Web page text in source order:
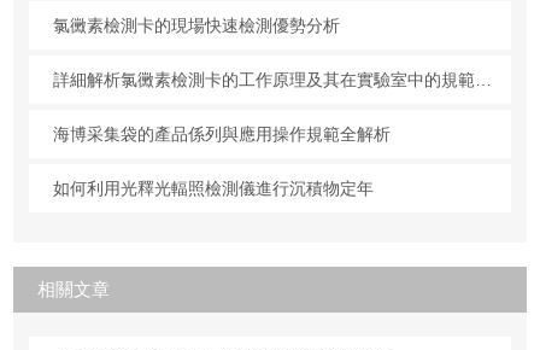
氯黴素檢測卡的現場快速檢測優勢分析
詳細解析氯黴素檢測卡的工作原理及其在實驗室中的規範操作與維護方法
海博采集袋的產品係列與應用操作規範全解析
如何利用光釋光輻照檢測儀進行沉積物定年
相關文章